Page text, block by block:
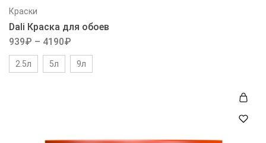
Краски
Dali Краска для обоев
939₽ – 4190₽
2.5л 5л 9л